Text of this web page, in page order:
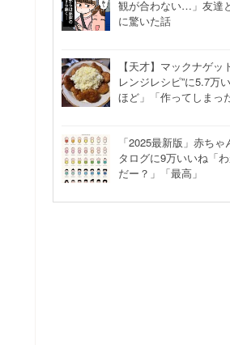
観が合わない…」友達
に驚いた話
【天才】マックナゲ
レンジレシピ”に5.7万
ほど」「作ってしまっ
「2025最新版」赤ちゃ
タログに9万いいね「
だー？」「最高」